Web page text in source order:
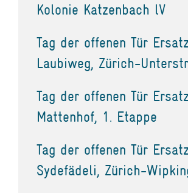
Kolonie Katzenbach lV
Tag der offenen Tür
Laubiweg, Zürich-
Tag der offenen Tür
Mattenhof, 1. Etappe
Tag der offenen Tür
Sydefädeli, Zürich-